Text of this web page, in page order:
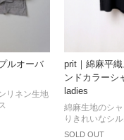
ルオーバ
リネン生地
prit｜綿麻平
ンドカラーシ
ladies
SOLD OUT
綿麻生地のシ
りきれいなシ